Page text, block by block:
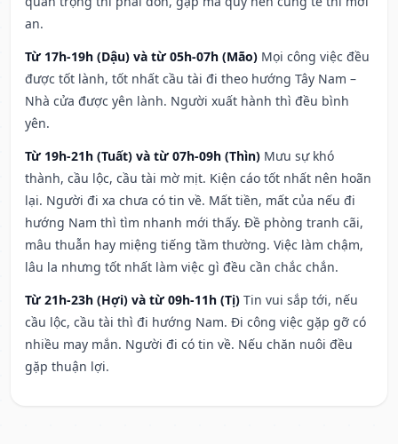
an.
Từ 17h-19h (Dậu) và từ 05h-07h (Mão) Mọi công việc đều
được tốt lành, tốt nhất cầu tài đi theo hướng Tây Nam –
Nhà cửa được yên lành. Người xuất hành thì đều bình
yên.
Từ 19h-21h (Tuất) và từ 07h-09h (Thìn) Mưu sự khó
thành, cầu lộc, cầu tài mờ mịt. Kiện cáo tốt nhất nên hoãn
lại. Người đi xa chưa có tin về. Mất tiền, mất của nếu đi
hướng Nam thì tìm nhanh mới thấy. Đề phòng tranh cãi,
mâu thuẫn hay miệng tiếng tầm thường. Việc làm chậm,
lâu la nhưng tốt nhất làm việc gì đều cần chắc chắn.
Từ 21h-23h (Hợi) và từ 09h-11h (Tị) Tin vui sắp tới, nếu
cầu lộc, cầu tài thì đi hướng Nam. Đi công việc gặp gỡ có
nhiều may mắn. Người đi có tin về. Nếu chăn nuôi đều
gặp thuận lợi.